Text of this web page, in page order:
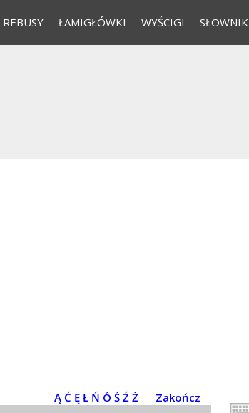
REBUSY ŁAMIGŁÓWKI WYŚCIGI SŁOWNIK
Zakończ
Ą Ć Ę Ł Ń Ó Ś Ź Ż